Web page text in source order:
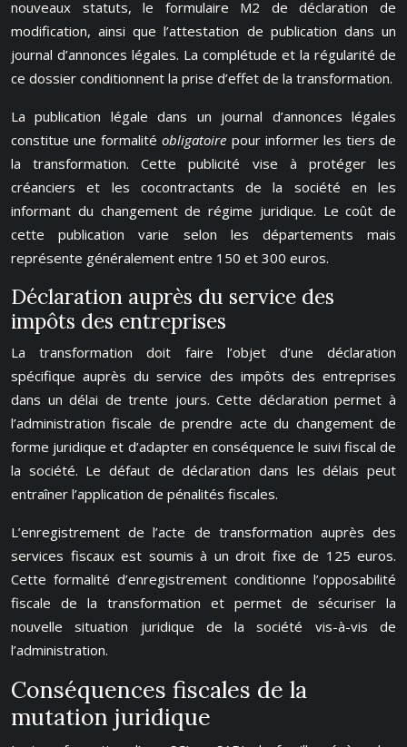
nouveaux statuts, le formulaire M2 de déclaration de
modification, ainsi que l’attestation de publication dans un
journal d’annonces légales. La complétude et la régularité de
ce dossier conditionnent la prise d’effet de la transformation.
La publication légale dans un journal d’annonces légales
constitue une formalitéobligatoire pour informer les tiers de
la transformation. Cette publicité vise à protéger les
créanciers et les cocontractants de la société en les
informant du changement de régime juridique. Le coût de
cette publication varie selon les départements mais
représente généralement entre 150 et 300 euros.
Déclaration auprès du service des
impôts des entreprises
La transformation doit faire l’objet d’une déclaration
spécifique auprès du service des impôts des entreprises
dans un délai de trente jours. Cette déclaration permet à
l’administration fiscale de prendre acte du changement de
forme juridique et d’adapter en conséquence le suivi fiscal de
la société. Le défaut de déclaration dans les délais peut
entraîner l’application de pénalités fiscales.
L’enregistrement de l’acte de transformation auprès des
services fiscaux est soumis à un droit fixe de 125 euros.
Cette formalité d’enregistrement conditionne l’opposabilité
fiscale de la transformation et permet de sécuriser la
nouvelle situation juridique de la société vis-à-vis de
l’administration.
Conséquences fiscales de la
mutation juridique